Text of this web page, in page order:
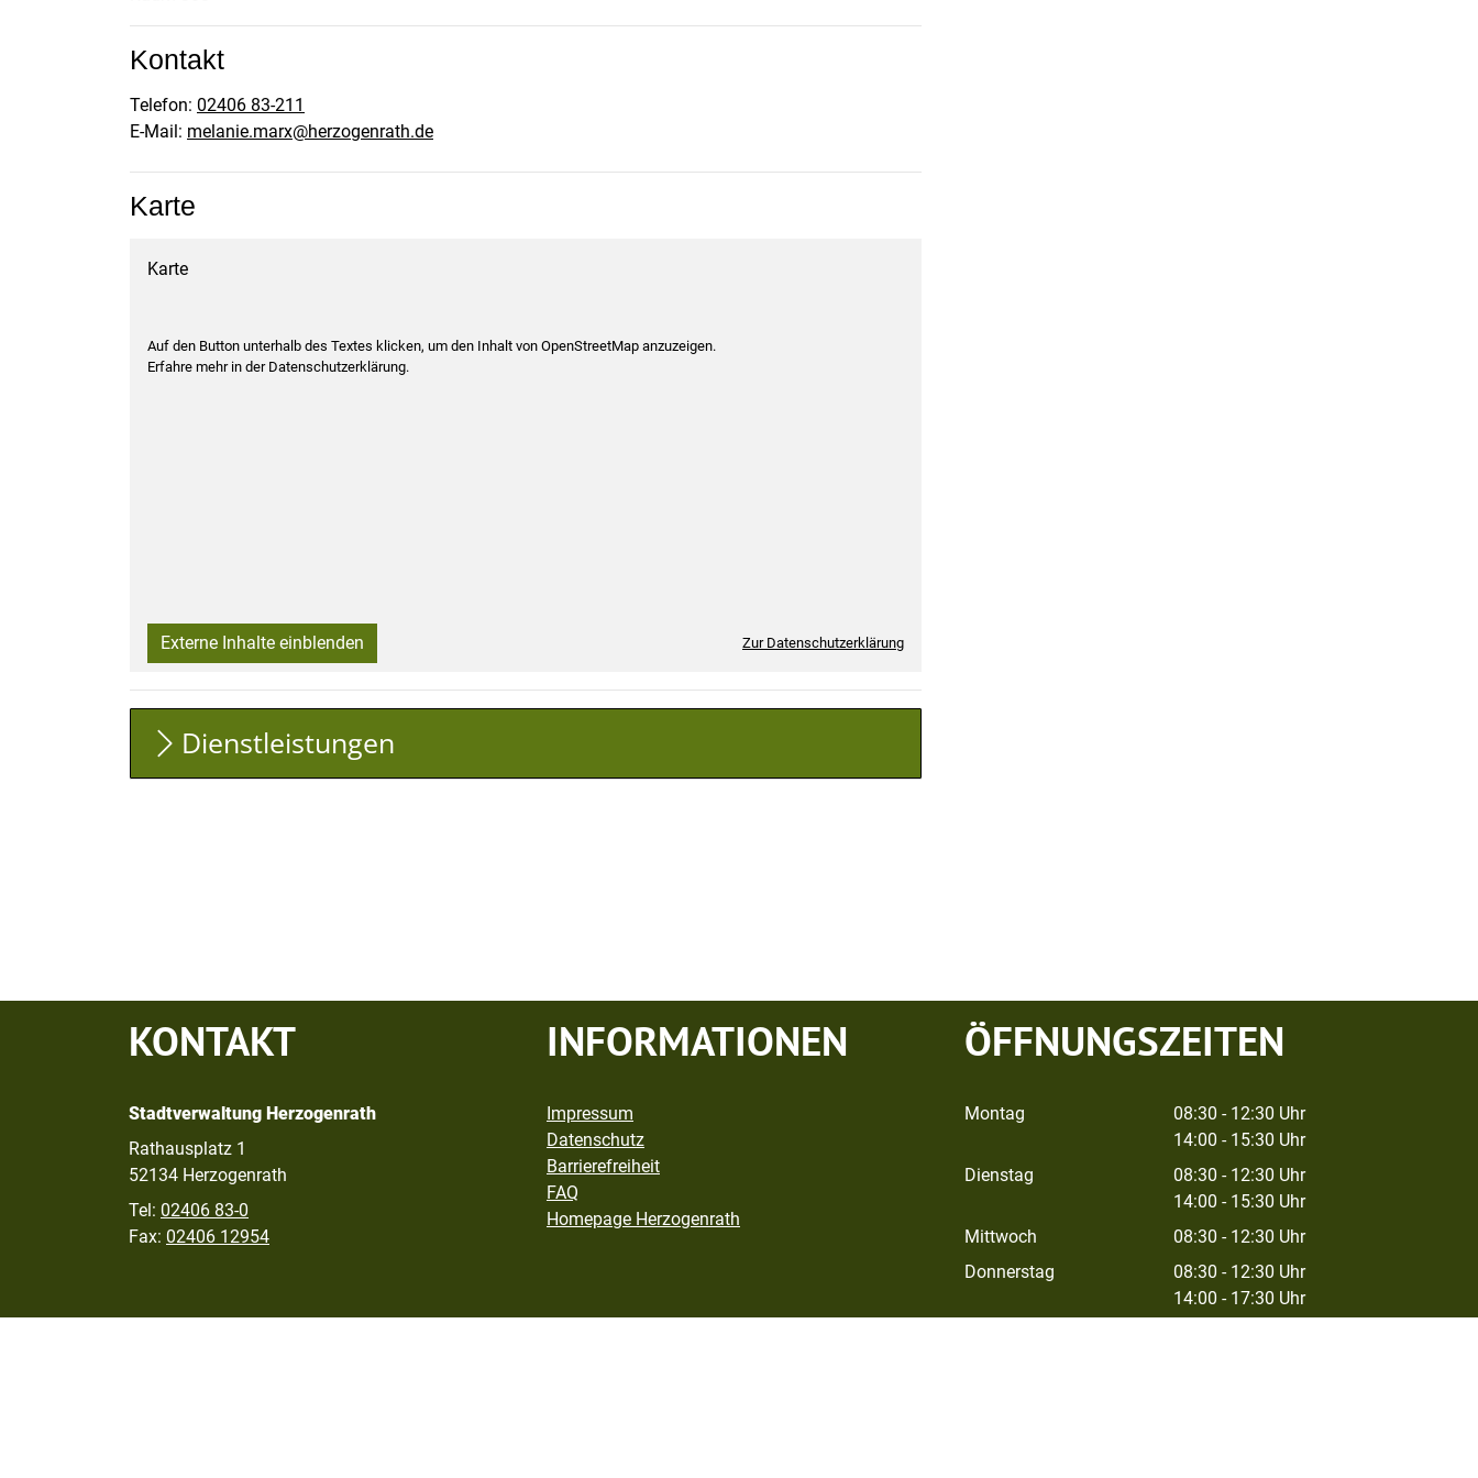
Kontakt
Telefon: 02406 83-211
E-Mail: melanie.marx@herzogenrath.de
Karte
Karte
Auf den Button unterhalb des Textes klicken, um den Inhalt von OpenStreetMap anzuzeigen.
Erfahre mehr in der Datenschutzerklärung.
Externe Inhalte einblenden Zur Datenschutzerklärung
Dienstleistungen
KONTAKT
Stadtverwaltung Herzogenrath
Rathausplatz 1
52134 Herzogenrath
Tel: 02406 83-0
Fax: 02406 12954
INFORMATIONEN
Impressum
Datenschutz
Barrierefreiheit
FAQ
Homepage Herzogenrath
ÖFFNUNGSZEITEN
Montag
08:30 - 12:30 Uhr
14:00 - 15:30 Uhr
Dienstag
08:30 - 12:30 Uhr
14:00 - 15:30 Uhr
Mittwoch
08:30 - 12:30 Uhr
Donnerstag
08:30 - 12:30 Uhr
14:00 - 17:30 Uhr